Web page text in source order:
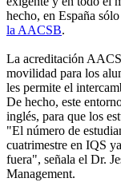
hecho, en España
la AACSB.
La acreditación
movilidad para los
les permite el
De hecho, este
inglés, para que los
"El número de
cuatrimestre en IQS
fuera", señala el Dr.
Management.